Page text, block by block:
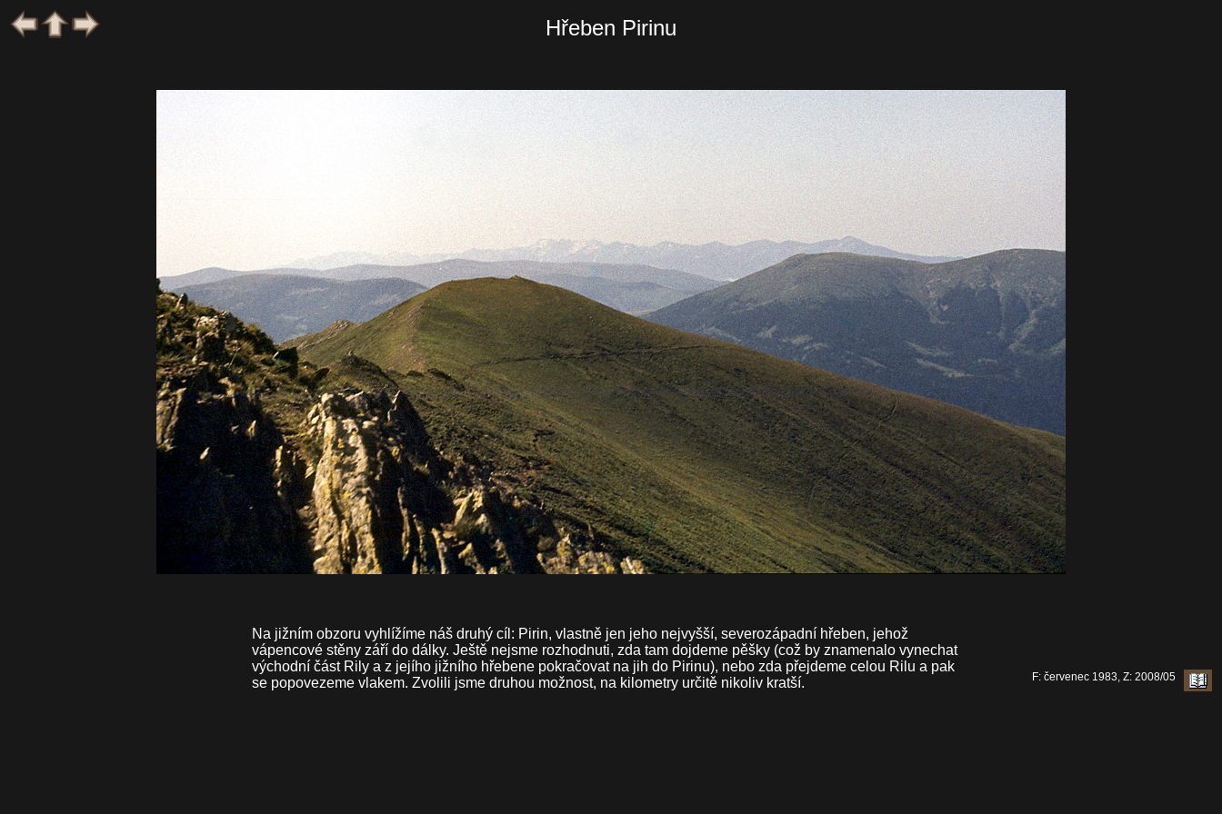
Hřeben Pirinu
Na jižním obzoru vyhlížíme náš druhý cíl: Pirin, vlastně jen jeho nejvyšší, severozápadní hřeben, jehož
vápencové stěny září do dálky. Ještě nejsme rozhodnuti, zda tam dojdeme pěšky (což by znamenalo vynechat
východní část Rily a z jejího jižního hřebene pokračovat na jih do Pirinu), nebo zda přejdeme celou Rilu a pak
se popovezeme vlakem. Zvolili jsme druhou možnost, na kilometry určitě nikoliv kratší.
F: červenec 1983, Z: 2008/05